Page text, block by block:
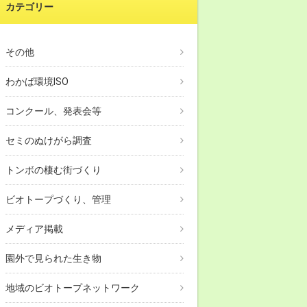
カテゴリー
その他
わかば環境ISO
コンクール、発表会等
セミのぬけがら調査
トンボの棲む街づくり
ビオトープづくり、管理
メディア掲載
園外で見られた生き物
地域のビオトープネットワーク